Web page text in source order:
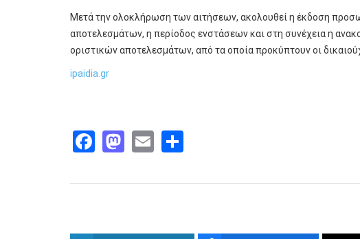
Μετά την ολοκλήρωση των αιτήσεων, ακολουθεί η έκδοση
αποτελεσμάτων, η περίοδος ενστάσεων και στη συνέχεια η
οριστικών αποτελεσμάτων, από τα οποία προκύπτουν οι
ipaidia.gr
Facebook
Mastodon
Email